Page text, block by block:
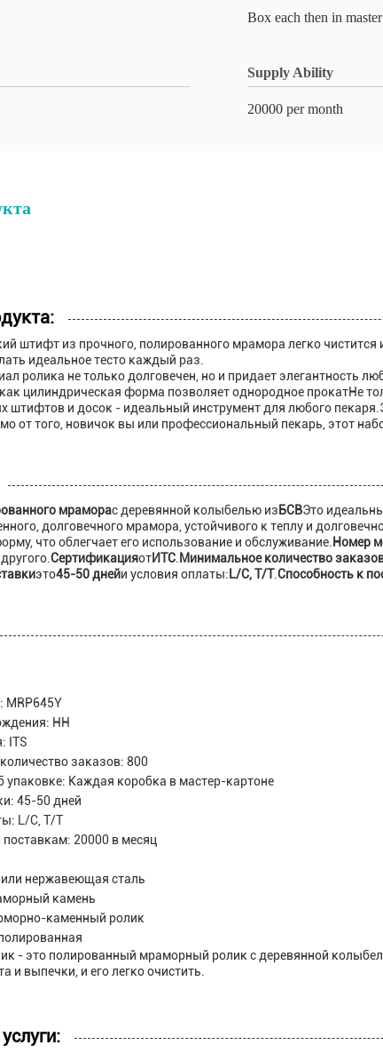
Box each then in
Supply Ability
20000 per month
штифт из прочного, полированного мрамора легко
идеальное тесто каждый раз.
ролика не только долговечен, но и придает элегантность
цилиндрическая форма позволяет однородное прокатНе
штифтов и досок - идеальный инструмент для любого
от того, новичок вы или профессиональный пекарь, этот
мраморас деревянной колыбелью из БСВЭто
долговечного мрамора, устойчивого к теплу и
что облегчает его использование и обслуживание. Номер
СертификацияотИТС Минимальное количество
это45-50 днейи условия оплаты: L/C, T/T.Способность к
MRP645Y
НН
ITS
заказов: 800
упаковке: Каждая коробка в мастер-картоне
45-50 дней
L/C, T/T
поставкам: 20000 в месяц
или нержавеющая сталь
камень
каменный ролик
- это полированный мраморный ролик с деревянной
и выпечки, и его легко очистить.